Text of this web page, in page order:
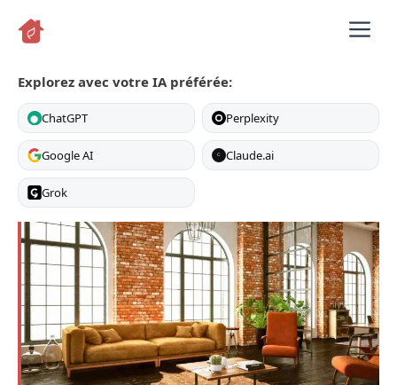
Explorez avec votre IA préférée:
ChatGPT Perplexity
Google AI C Claude.ai
Grok